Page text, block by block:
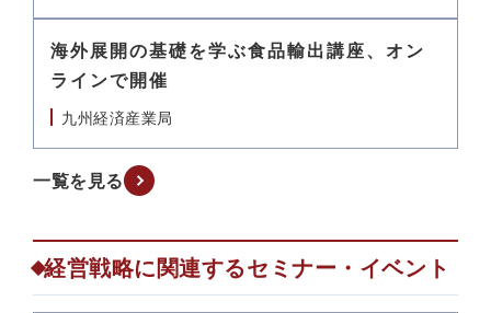
海外展開の基礎を学ぶ食品輸出講座、オン
ラインで開催
九州経済産業局
一覧を見る
経営戦略に関連するセミナー・イベント